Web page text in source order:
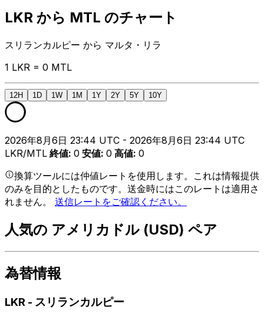
LKR から MTL のチャート
スリランカルピー から マルタ・リラ
1 LKR = 0 MTL
12H 1D 1W 1M 1Y 2Y 5Y 10Y
2026年8月6日 23:44 UTC - 2026年8月6日 23:44 UTC
LKR/MTL 終値: 0 安値: 0 高値: 0
換算ツールには仲値レートを使用します。これは情報提供
のみを目的としたものです。送金時にはこのレートは適用さ
れません。 送信レートをご確認ください。
人気の アメリカドル (USD) ペア
為替情報
LKR - スリランカルピー